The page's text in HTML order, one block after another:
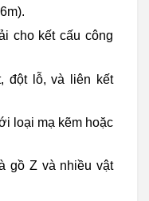
cho kết cấu công
đột lỗ, và liên kết
loại mạ kẽm hoặc
gồ Z và nhiều vật